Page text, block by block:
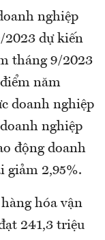
nghiệp
2023 dự kiến
tháng 9/2023
năm
doanh nghiệp
nghiệp
động doanh
giảm 2,95%.
hóa vận
241,3 triệu